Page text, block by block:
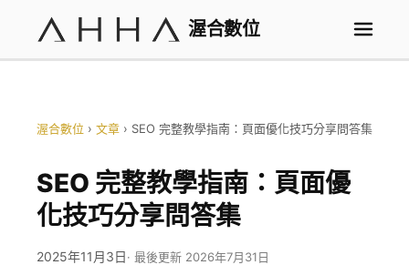
渥合數位
渥合數位 › 文章 › SEO 完整教學指南：頁面優化技巧分享問答集
SEO 完整教學指南：頁面優
化技巧分享問答集
2025年11月3日· 最後更新 2026年7月31日